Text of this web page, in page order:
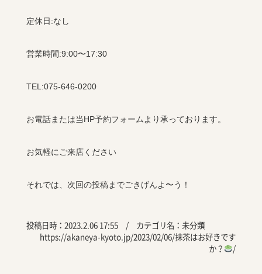
定休日:なし
営業時間:9:00〜17:30
TEL:075-646-0200
お電話または当HP予約フォームより承っております。
お気軽にご来店ください
それでは、次回の投稿までごきげんよ〜う！
投稿日時：2023.2.06 17:55 / カテゴリ名： 未分類
https://akaneya-kyoto.jp/2023/02/06/抹茶はお好きです
か？
/